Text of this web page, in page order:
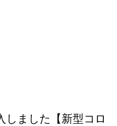
しました【新型コロ